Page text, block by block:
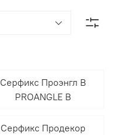
Серфикс Проэнгл В
PROANGLE B
Серфикс Продекор